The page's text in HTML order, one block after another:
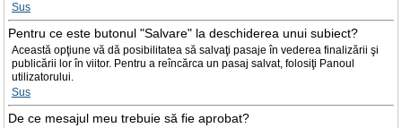
Sus
Pentru ce este butonul "Salvare" la deschiderea unui subiect?
Această opţiune vă dă posibilitatea să salvaţi pasaje în vederea finalizării şi
publicării lor în viitor. Pentru a reîncărca un pasaj salvat, folosiţi Panoul
utilizatorului.
Sus
De ce mesajul meu trebuie să fie aprobat?